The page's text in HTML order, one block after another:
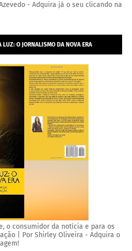
- Adquira já o seu clicando na
LUZ: O JORNALISMO DA NOVA ERA
o consumidor da notícia e para os
| Por Shirley Oliveira - Adquira o